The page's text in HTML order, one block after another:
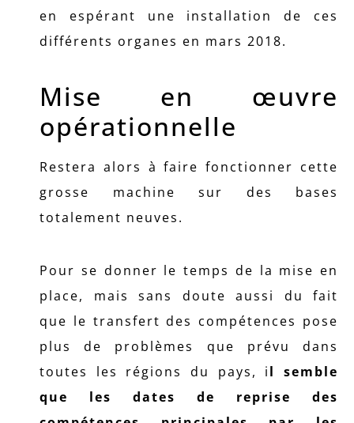
en espérant une installation de ces
différents organes en mars 2018.
Mise en œuvre
opérationnelle
Restera alors à faire fonctionner cette
grosse machine sur des bases
totalement neuves.
Pour se donner le temps de la mise en
place, mais sans doute aussi du fait
que le transfert des compétences pose
plus de problèmes que prévu dans
toutes les régions du pays, il semble
que les dates de reprise des